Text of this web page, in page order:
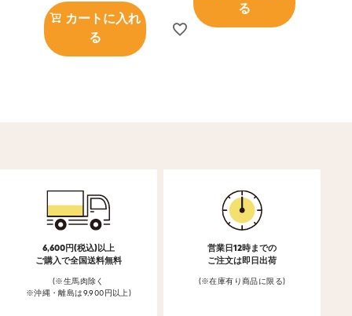
カートに入れ
る
る
6,600円(税込)以上
ご購入で全国送料無料
(※生馬肉除く
※沖縄・離島は9,900円以上)
営業日12時までの
ご注文は即日出荷
(※在庫有り商品に限る)